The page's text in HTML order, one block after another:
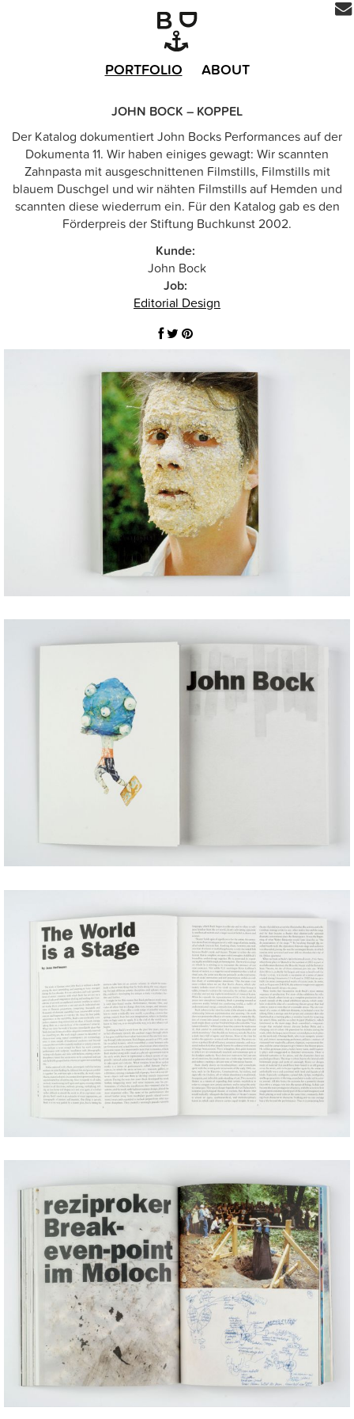
PORTFOLIO ABOUT
JOHN BOCK – KOPPEL
Der Katalog dokumentiert John Bocks Performances auf der
Dokumenta 11. Wir haben einiges gewagt: Wir scannten
Zahnpasta mit ausgeschnittenen Filmstills, Filmstills mit
blauem Duschgel und wir nähten Filmstills auf Hemden und
scannten diese wiederrum ein. Für den Katalog gab es den
Förderpreis der Stiftung Buchkunst 2002.
Kunde:
John Bock
Job:
Editorial Design